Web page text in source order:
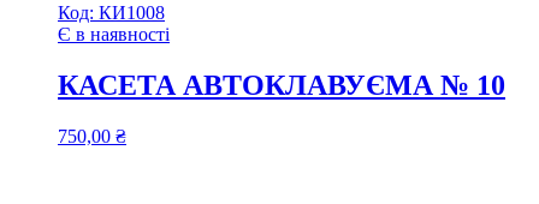
Код: КИ1008
Є в наявності
КАСЕТА АВТОКЛАВУЄМА № 10
750,00 ₴